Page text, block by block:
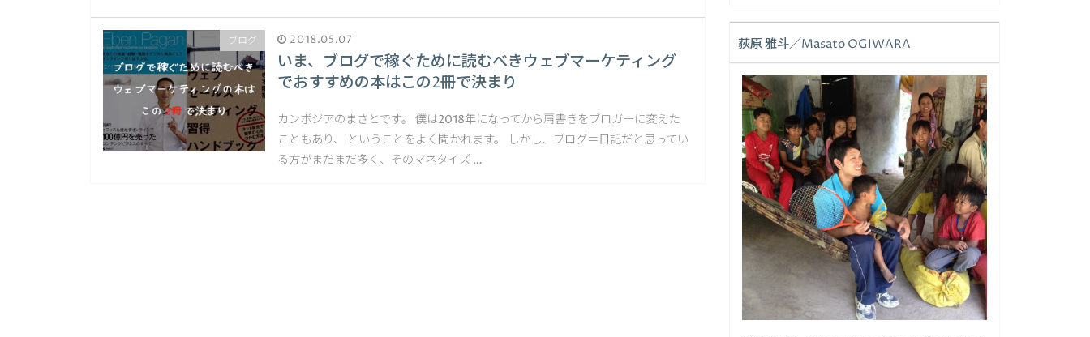
ブログ 2018.05.07
いま、ブログで稼ぐために読むべきウェブマーケティング
でおすすめの本はこの2冊で決まり
カンボジアのまさとです。 僕は2018年になってから肩書きをブロガーに変えた
こともあり、 ということをよく聞かれます。 しかし、ブログ＝日記だと思ってい
る方がまだまだ多く、そのマネタイズ …
荻原 雅斗／Masato OGIWARA